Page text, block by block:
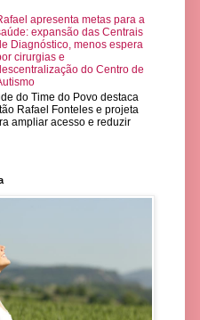
apresenta metas para a
expansão das Centrais
Diagnóstico, menos espera
cirurgias e
do Centro de
do Time do Povo destaca
Rafael Fonteles e projeta
ampliar acesso e reduzir